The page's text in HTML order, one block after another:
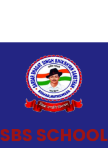
SBS SCHOOL